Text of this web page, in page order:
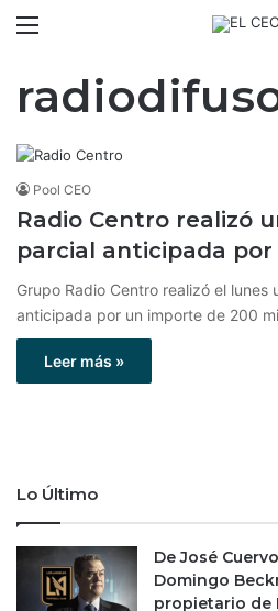
Pool CEO
Radio Centro realizó
parcial anticipada por
Grupo Radio Centro realizó el
anticipada por un importe de 200
Leer más »
Lo Último
De José
Domingo
propietario de